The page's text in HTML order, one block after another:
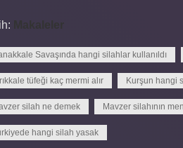
Makaleler
Savaşında hangi silahlar kullanıldı
tüfeği kaç mermi alır Kurşun hangi
silah ne demek Mavzer silahının
hangi silah yasak